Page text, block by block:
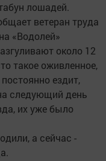
лошадей.
ветеран труда
«Водолей»
около 12
такое оживленное,
ездит,
следующий день
их уже было
а сейчас -